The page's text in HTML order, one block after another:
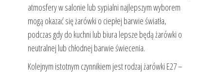
atmosfery w salonie lub sypialni najlepszym wyborem
mogą okazać się żarówki o ciepłej barwie światła,
podczas gdy do kuchni lub biura lepsze będą żarówki o
neutralnej lub chłodnej barwie świecenia.
Kolejnym istotnym czynnikiem jest rodzaj żarówki E27 –